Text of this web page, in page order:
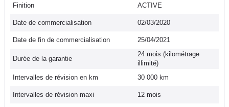
Finition ACTIVE
Date de commercialisation 02/03/2020
Date de fin de commercialisation 25/04/2021
Durée de la garantie
24 mois (kilométrage
illimité)
Intervalles de révision en km
30 000 km
Intervalles de révision maxi 12 mois